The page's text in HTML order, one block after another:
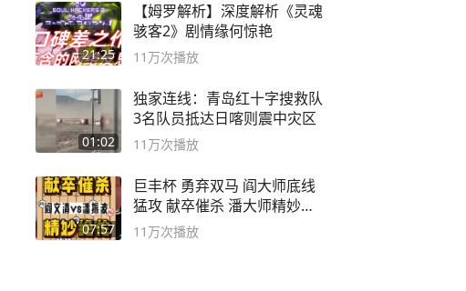
21:25
【姆罗解析】深度解析《灵魂
骇客2》剧情缘何惊艳
11万次播放
01:02
独家连线：青岛红十字搜救队
3名队员抵达日喀则震中灾区
11万次播放
07:57
巨丰杯 勇弃双马 阎大师底线
猛攻 献卒催杀 潘大师精妙入
局
11万次播放